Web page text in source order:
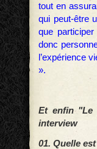
tout en
qui peut-être
que
donc
l’expérience
».
Et enfin "Le
interview
01. Quelle